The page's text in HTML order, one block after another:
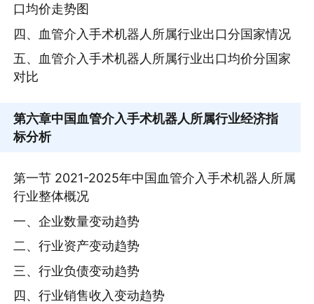
口均价走势图
四、血管介入手术机器人所属行业出口分国家情况
五、血管介入手术机器人所属行业出口均价分国家
对比
第六章中国血管介入手术机器人所属行业经济指
标分析
第一节 2021-2025年中国血管介入手术机器人所属
行业整体概况
一、企业数量变动趋势
二、行业资产变动趋势
三、行业负债变动趋势
四、行业销售收入变动趋势